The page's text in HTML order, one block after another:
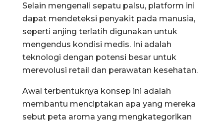
Selain mengenali sepatu palsu, platform ini
dapat mendeteksi penyakit pada manusia,
seperti anjing terlatih digunakan untuk
mengendus kondisi medis. Ini adalah
teknologi dengan potensi besar untuk
merevolusi retail dan perawatan kesehatan.
Awal terbentuknya konsep ini adalah
membantu menciptakan apa yang mereka
sebut peta aroma yang mengkategorikan